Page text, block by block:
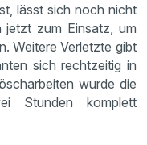
lässt sich noch nicht
jetzt zum Einsatz, um
Weitere Verletzte gibt
sich rechtzeitig in
wurde die
Stunden komplett